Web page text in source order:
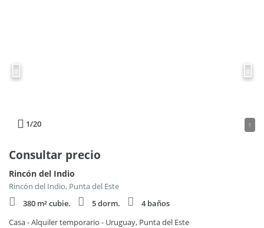
1/20 1
Consultar precio
Rincón del Indio
Rincón del Indio, Punta del Este
380 m² cubie.
5 dorm.
4 baños
Casa - Alquiler temporario - Uruguay, Punta del Este